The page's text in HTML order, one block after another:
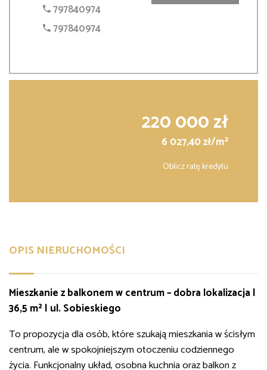
797840974
797840974
220 000 zł
6 027,40 zł/m2
Oblicz ratę kredytu
OPIS NIERUCHOMOŚCI
Mieszkanie z balkonem w centrum – dobra lokalizacja |
36,5 m² | ul. Sobieskiego
To propozycja dla osób, które szukają mieszkania w ścisłym
centrum, ale w spokojniejszym otoczeniu codziennego
życia. Funkcjonalny układ, osobna kuchnia oraz balkon z